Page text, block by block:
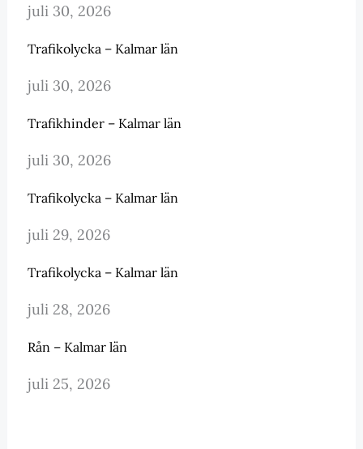
juli 30, 2026
Trafikolycka – Kalmar län
juli 30, 2026
Trafikhinder – Kalmar län
juli 30, 2026
Trafikolycka – Kalmar län
juli 29, 2026
Trafikolycka – Kalmar län
juli 28, 2026
Rån – Kalmar län
juli 25, 2026